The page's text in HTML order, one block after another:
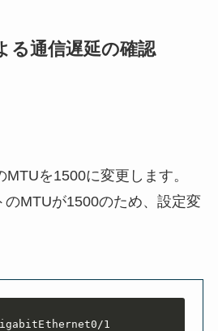
0.0.0.0 192.168.3.3
る通信遅延の確認
を1500に変更します。
のMTUが1500のため、設定変
1